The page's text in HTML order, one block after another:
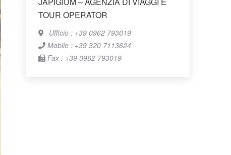
TOUR OPERATOR
Ufficio : +39 0962 793019
Mobile : +39 320 7113624
Fax : +39 0962 793019